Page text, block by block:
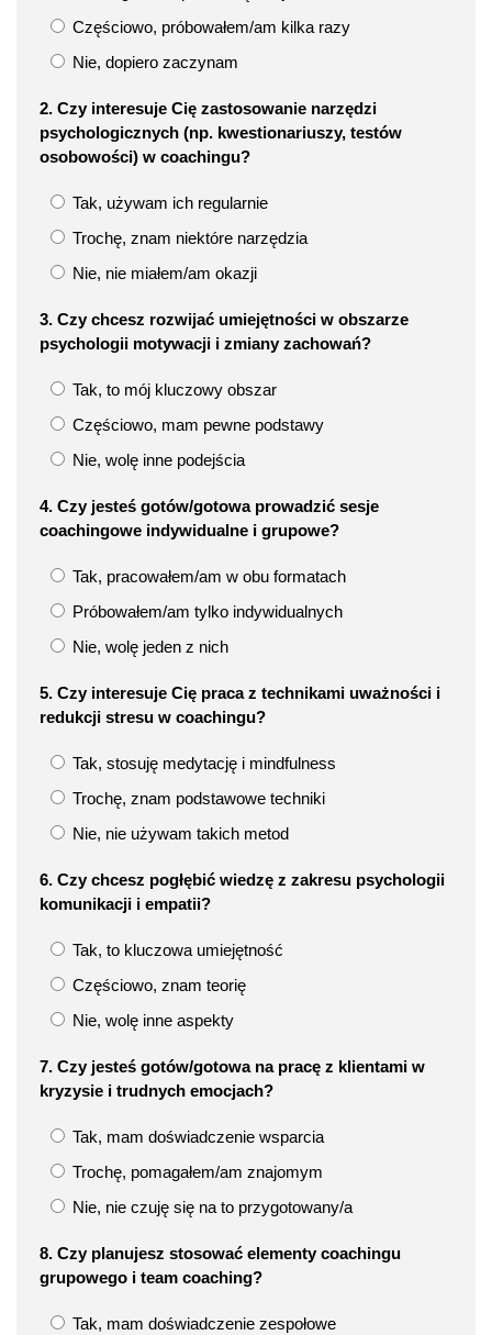
Częściowo, próbowałem/am kilka razy
Nie, dopiero zaczynam
2. Czy interesuje Cię zastosowanie narzędzi
psychologicznych (np. kwestionariuszy, testów
osobowości) w coachingu?
Tak, używam ich regularnie
Trochę, znam niektóre narzędzia
Nie, nie miałem/am okazji
3. Czy chcesz rozwijać umiejętności w obszarze
psychologii motywacji i zmiany zachowań?
Tak, to mój kluczowy obszar
Częściowo, mam pewne podstawy
Nie, wolę inne podejścia
4. Czy jesteś gotów/gotowa prowadzić sesje
coachingowe indywidualne i grupowe?
Tak, pracowałem/am w obu formatach
Próbowałem/am tylko indywidualnych
Nie, wolę jeden z nich
5. Czy interesuje Cię praca z technikami uważności i
redukcji stresu w coachingu?
Tak, stosuję medytację i mindfulness
Trochę, znam podstawowe techniki
Nie, nie używam takich metod
6. Czy chcesz pogłębić wiedzę z zakresu psychologii
komunikacji i empatii?
Tak, to kluczowa umiejętność
Częściowo, znam teorię
Nie, wolę inne aspekty
7. Czy jesteś gotów/gotowa na pracę z klientami w
kryzysie i trudnych emocjach?
Tak, mam doświadczenie wsparcia
Trochę, pomagałem/am znajomym
Nie, nie czuję się na to przygotowany/a
8. Czy planujesz stosować elementy coachingu
grupowego i team coaching?
Tak, mam doświadczenie zespołowe